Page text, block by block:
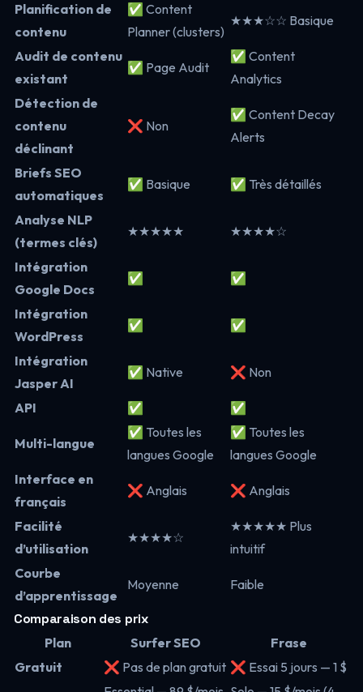
Planification de
contenu
✅ Content
Planner (clusters)
★★★☆☆ Basique
Audit de contenu
existant
✅ Page Audit
✅ Content
Analytics
Détection de
contenu
déclinant
❌ Non
✅ Content Decay
Alerts
Briefs SEO
automatiques
✅ Basique ✅ Très détaillés
Analyse NLP
(termes clés)
★★★★★ ★★★★☆
Intégration
Google Docs
✅ ✅
Intégration
WordPress
✅ ✅
Intégration
Jasper AI
✅ Native ❌ Non
API ✅ ✅
Multi-langue
✅ Toutes les
langues Google
✅ Toutes les
langues Google
Interface en
français
❌ Anglais ❌ Anglais
Facilité
d’utilisation
★★★★☆
★★★★★ Plus
intuitif
Courbe
d’apprentissage
Moyenne Faible
Comparaison des prix
Plan Surfer SEO
Frase
Gratuit
❌ Pas de plan gratuit ❌ Essai 5 jours — 1 $